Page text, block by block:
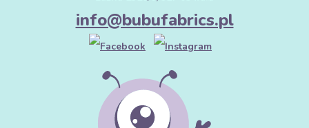
info@bubufabrics.pl